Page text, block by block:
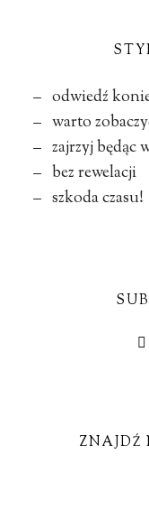
– odwiedź
– warto
– zajrzyj będąc
– bez rewelacji
– szkoda czasu!
ZNAJDŹ